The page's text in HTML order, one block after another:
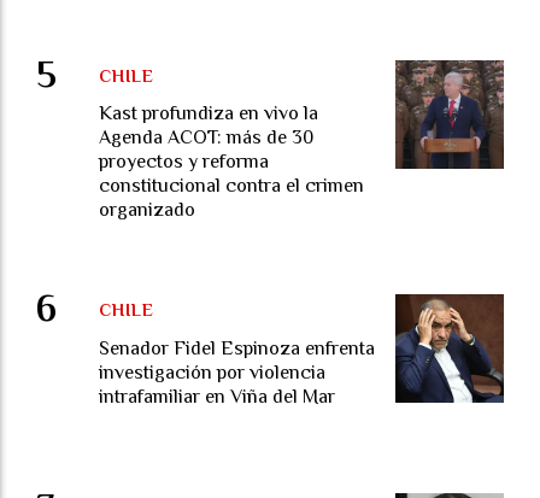
Kast profundiza en vivo la
Agenda ACOT: más de 30
proyectos y reforma
constitucional contra el crimen
organizado
CHILE
Senador Fidel Espinoza enfrenta
investigación por violencia
intrafamiliar en Viña del Mar
CHILE